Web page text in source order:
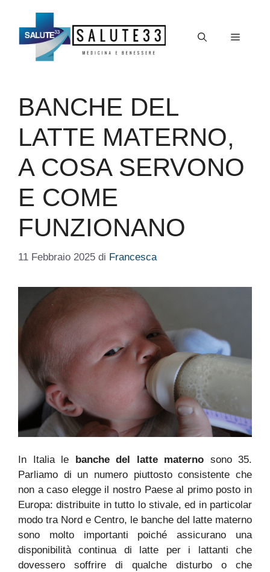
contenuto
Menu
BANCHE DEL
LATTE MATERNO,
A COSA SERVONO
E COME
FUNZIONANO
11 Febbraio 2025 di Francesca
In Italia le banche del latte materno sono 35.
Parliamo di un numero piuttosto consistente che
non a caso elegge il nostro Paese al primo posto in
Europa: distribuite in tutto lo stivale, ed in particolar
modo tra Nord e Centro, le banche del latte materno
sono molto importanti poiché assicurano una
disponibilità continua di latte per i lattanti che
dovessero soffrire di qualche disturbo o che